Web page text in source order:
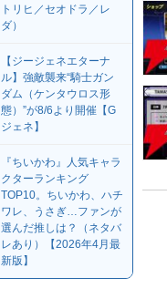
トリヒ／セオドラ／レ
ダ）
【ジージェネエターナ
ル】強敵襲来“騎士ガン
ダム（ケンタウロス形
態）”が8/6より開催【G
ジェネ】
『ちいかわ』人気キャラ
クターランキング
TOP10。ちいかわ、ハチ
ワレ、うさぎ…ファンが
選んだ推しは？（ネタバ
レあり）【2026年4月最
新版】